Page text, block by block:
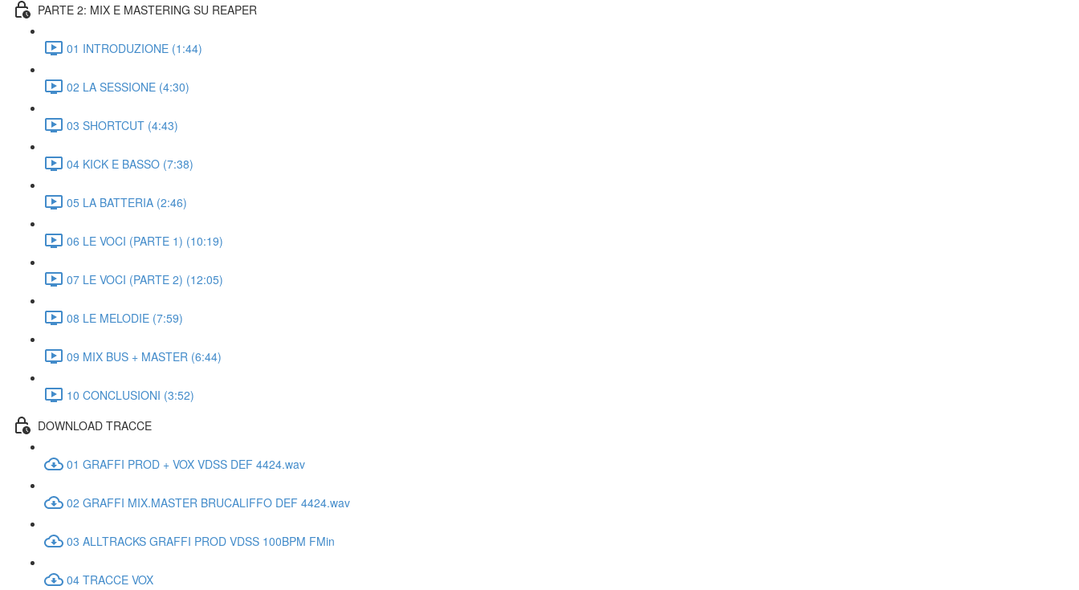
PARTE 2: MIX E MASTERING SU REAPER
01 INTRODUZIONE (1:44)
02 LA SESSIONE (4:30)
03 SHORTCUT (4:43)
04 KICK E BASSO (7:38)
05 LA BATTERIA (2:46)
06 LE VOCI (PARTE 1) (10:19)
07 LE VOCI (PARTE 2) (12:05)
08 LE MELODIE (7:59)
09 MIX BUS + MASTER (6:44)
10 CONCLUSIONI (3:52)
DOWNLOAD TRACCE
01 GRAFFI PROD + VOX VDSS DEF 4424.wav
02 GRAFFI MIX.MASTER BRUCALIFFO DEF 4424.wav
03 ALLTRACKS GRAFFI PROD VDSS 100BPM FMin
04 TRACCE VOX